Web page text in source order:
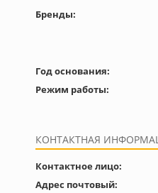
Бренды:
Год основания:
Режим работы:
КОНТАКТНАЯ
Контактное лицо:
Адрес почтовый: